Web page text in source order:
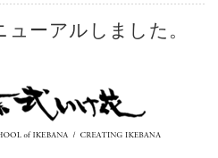
ーアルしました。